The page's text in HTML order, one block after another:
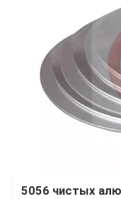
5056 чистых